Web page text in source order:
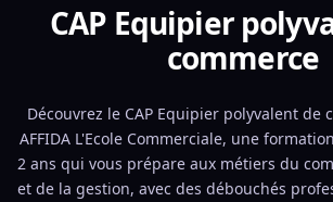
CAP Equipier
commerce
Découvrez le CAP Equipier polyvalent de
AFFIDA L'Ecole Commerciale, une
2 ans qui vous prépare aux métiers du
et de la gestion, avec des débouchés